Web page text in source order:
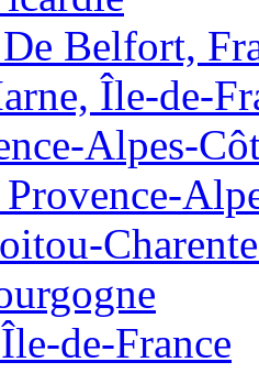
Belfort,
Île-de-
Alpes-
Provence-
de-France